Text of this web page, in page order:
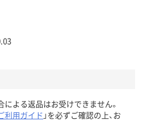
による返品はお受けできません。
利用ガイド 」を必ずご確認の上、お